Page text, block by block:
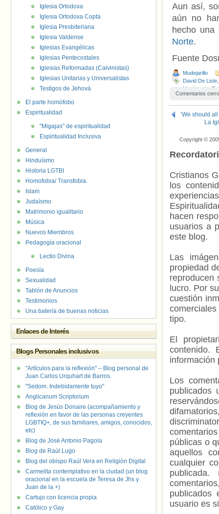
Aun así,
aún no
hecho
Norte.
Fuente
Mudejarillo
David De Lisle
Matrimonio
Comentarios
‘We should
La
Copyright ©
Cristianos
los
hacen
usuarios a
este blog.
Las
propiedad
reproducen
lucro. Por
cuestión
tipo.
El
contenido.
información
Los
publicados
públicas o
aquellos
cualquier
usuario es
Iglesia Ortodoxa
Iglesia Ortodoxa Copta
Iglesia Presbiteriana
Iglesia Valdense
Iglesias Evangélicas
Iglesias Pentecostales
Iglesias Reformadas (Calvinistas)
Iglesias Unitarias y Universalistas
Testigos de Jehová
El parte homófobo
Espiritualidad
"Migajas" de espiritualidad
Espiritualidad Inclusiva
General
Hinduísmo
Historia LGTBI
Homofobia/ Transfobia.
Islam
Judaísmo
Matrimonio igualitario
Música
Nuevos Miembros
Pedagogía oracional
Lectio Divina
Poesía
Sexualidad
Tablón de Anuncios
Testimonios
Una batería de buenas noticias
Enlaces de Interés
Blogs Personales inclusivos
"Artículos para la reflexión" – Blog personal de
Juan Carlos Urquhart de Barros.
"Sedom. Indebidamente tuyo"
Anglicanum Scriptorium
Blog de Jesús Donaire (acompañamiento y
reflexión en favor de las personas creyentes
LGBTIQ+, de sus familiares, amigos, conocidos,
etc)
Blog de José Antonio Pagola
Blog de Raúl Lugo
Blog del obispo Raúl Vera en Religión Digital
Carmelita contemplativo en la ciudad (un blog
oracional en la escuela de Teresa de Jhs y
Juan de la +)
Cartujo con licencia propia
Católico y Gay